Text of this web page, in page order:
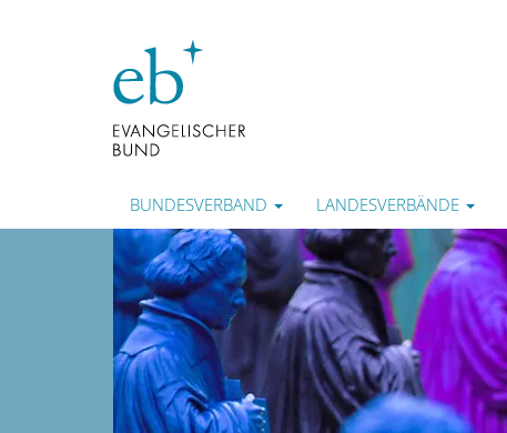
BUNDESVERBAND LANDESVERBÄNDE